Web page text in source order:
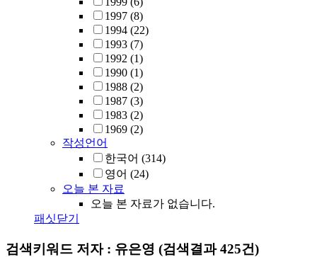
1997 (8)
1994 (22)
1993 (7)
1992 (1)
1990 (1)
1988 (2)
1987 (3)
1983 (2)
1969 (2)
작성언어
한국어 (314)
영어 (24)
오늘 본 자료
오늘 본 자료가 없습니다.
패싯닫기
검색키워드 저자 : 유은영 (검색결과 425건)